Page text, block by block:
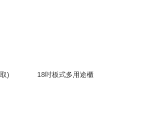
) 18吋板式多用途櫃